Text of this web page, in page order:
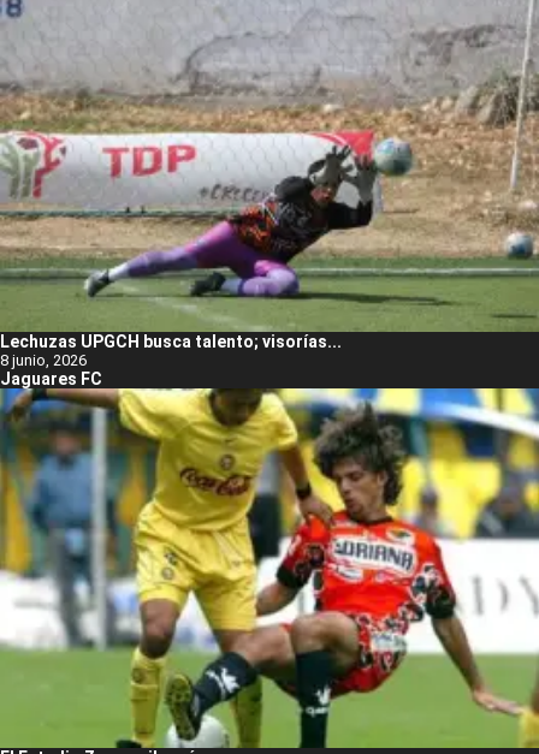
Lechuzas UPGCH busca talento; visorías...
8 junio, 2026
Jaguares FC